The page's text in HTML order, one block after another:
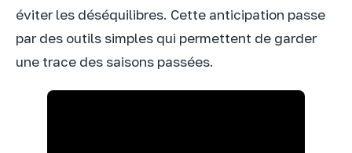
éviter les déséquilibres. Cette anticipation passe
par des outils simples qui permettent de garder
une trace des saisons passées.